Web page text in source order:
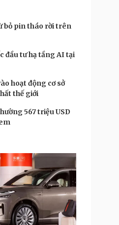
bỏ pin tháo rời trên
đầu tư hạ tầng AI tại
hoạt động cơ sở
thế giới
567 triệu USD